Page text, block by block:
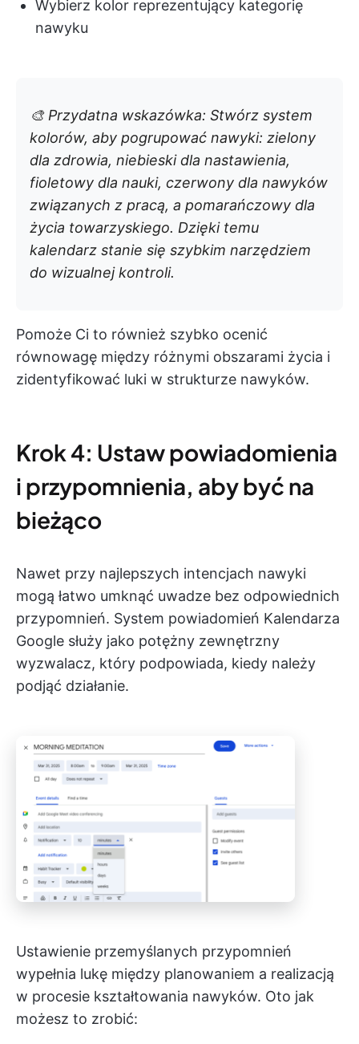
Wybierz kolor reprezentujący kategorię
nawyku
🎨 Przydatna wskazówka: Stwórz system
kolorów, aby pogrupować nawyki: zielony
dla zdrowia, niebieski dla nastawienia,
fioletowy dla nauki, czerwony dla nawyków
związanych z pracą, a pomarańczowy dla
życia towarzyskiego. Dzięki temu
kalendarz stanie się szybkim narzędziem
do wizualnej kontroli.
Pomoże Ci to również szybko ocenić
równowagę między różnymi obszarami życia i
zidentyfikować luki w strukturze nawyków.
Krok 4: Ustaw powiadomienia
i przypomnienia, aby być na
bieżąco
Nawet przy najlepszych intencjach nawyki
mogą łatwo umknąć uwadze bez odpowiednich
przypomnień. System powiadomień Kalendarza
Google służy jako potężny zewnętrzny
wyzwalacz, który podpowiada, kiedy należy
podjąć działanie.
Ustawienie przemyślanych przypomnień
wypełnia lukę między planowaniem a realizacją
w procesie kształtowania nawyków. Oto jak
możesz to zrobić: